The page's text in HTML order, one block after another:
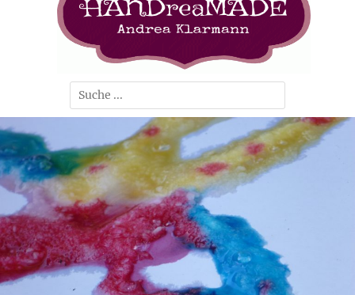
Suchen
nach: